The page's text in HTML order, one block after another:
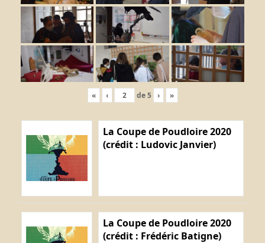
« ‹ de5 › »
La Coupe de Poudloire 2020
(crédit : Ludovic Janvier)
La Coupe de Poudloire 2020
(crédit : Frédéric Batigne)